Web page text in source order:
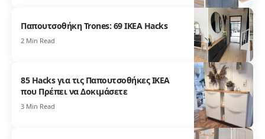
Παπουτσοθήκη Trones: 69 IKEA Hacks
2 Min Read
85 Hacks για τις Παπουτσοθήκες IKEA
που Πρέπει να Δοκιμάσετε
3 Min Read